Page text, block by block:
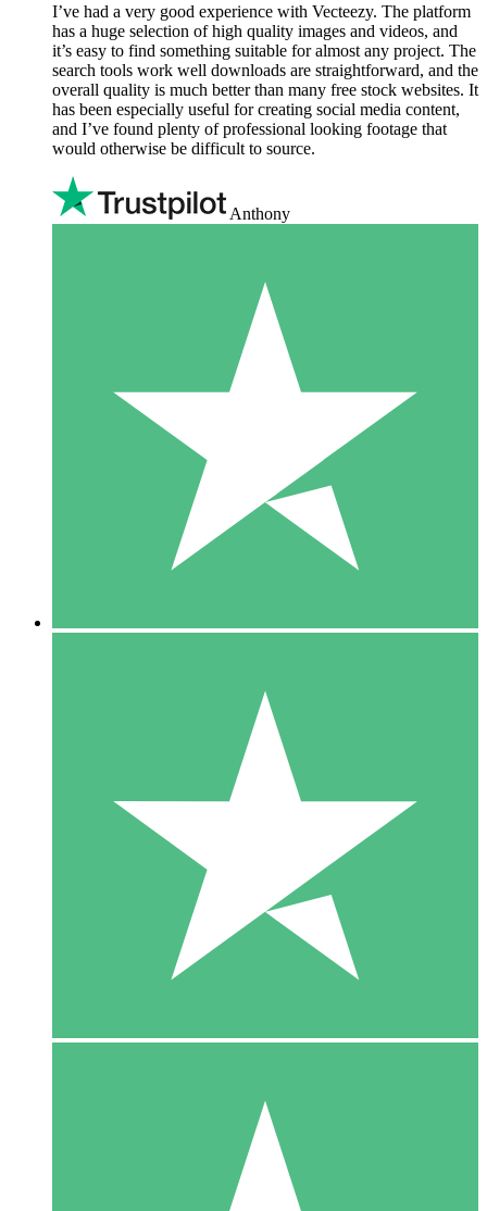
I’ve had a very good experience with Vecteezy. The platform
has a huge selection of high quality images and videos, and
it’s easy to find something suitable for almost any project. The
search tools work well downloads are straightforward, and the
overall quality is much better than many free stock websites. It
has been especially useful for creating social media content,
and I’ve found plenty of professional looking footage that
would otherwise be difficult to source.
Anthony